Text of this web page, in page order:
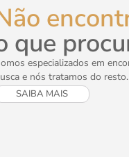
que
especializados em
e nós tratamos do resto.
SAIBA MAIS